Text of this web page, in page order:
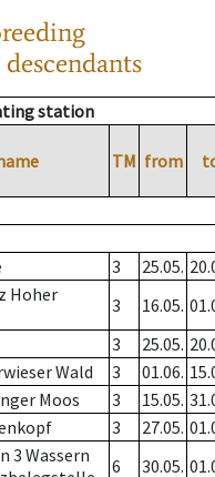
station
TM from
3 25.05.
Hoher
3 16.05.
3 25.05.
Wald 3 01.06.
Moos 3 15.05.
3 27.05.
3 Wassern
6 30.05.